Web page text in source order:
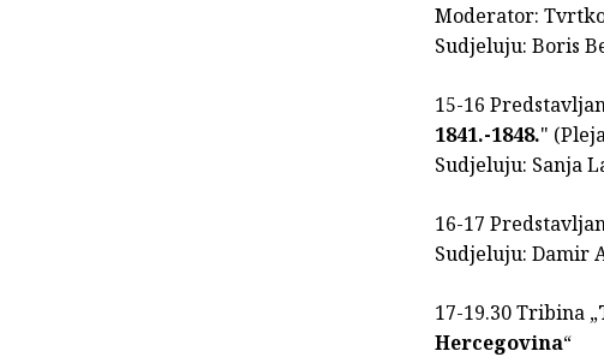
Moderator:
Sudjeluju: Boris
15-16
1841.-1848."
Sudjeluju: Sanja
16-17
Sudjeluju: Damir
17-19.30 Tribina „
Hercegovina“